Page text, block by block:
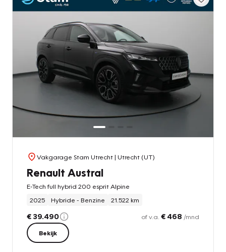
Vakgarage Stam Utrecht| Utrecht (UT)
Renault Austral
E-Tech full hybrid 200 esprit Alpine
2025
Hybride - Benzine 21.522 km
€ 39.490 of v.a. € 468 /mnd
Bekijk